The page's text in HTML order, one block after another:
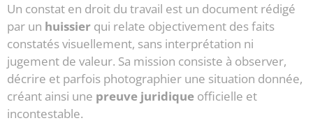
Un constat en droit du travail est un document rédigé
par un huissier qui relate objectivement des faits
constatés visuellement, sans interprétation ni
jugement de valeur. Sa mission consiste à observer,
décrire et parfois photographier une situation donnée,
créant ainsi une preuve juridique officielle et
incontestable.